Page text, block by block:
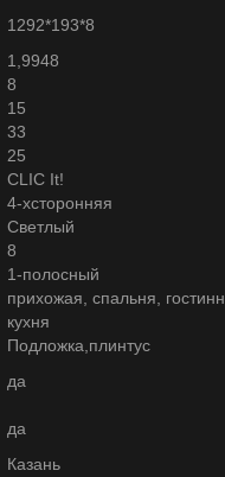
1292*193*8
1,9948
8
15
33
25
CLIC It!
4-хсторонняя
Светлый
8
1-полосный
прихожая, спальня,
кухня
Подложка,плинтус
да
да
Казань